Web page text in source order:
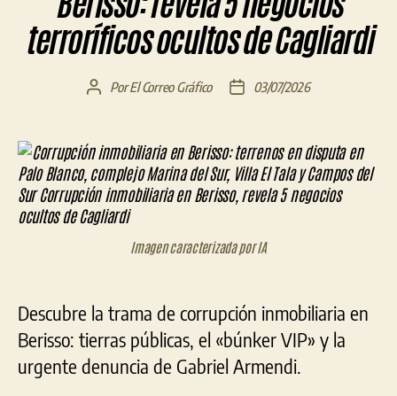
terroríficos ocultos de Cagliardi
Autor
entrada
PorEl Correo Gráfico
Fecha
entrada
03/07/2026
Imagen caracterizada por IA
Descubre la trama de corrupción inmobiliaria en
Berisso: tierras públicas, el «búnker VIP» y la
urgente denuncia de Gabriel Armendi.